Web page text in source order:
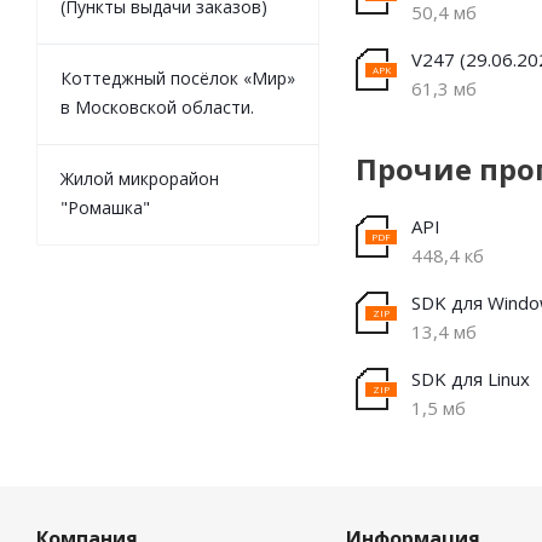
50,4 мб
V247
61,3 мб
Прочие
API
448,4 кб
SDK для
13,4 мб
SDK для Linux
1,5 мб
(Пункты выдачи заказов)
Коттеджный посёлок «Мир»
в Московской области.
Жилой микрорайон
"Ромашка"